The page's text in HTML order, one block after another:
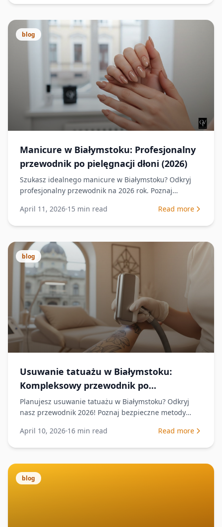
blog
Manicure w Białymstoku: Profesjonalny
przewodnik po pielęgnacji dłoni (2026)
Szukasz idealnego manicure w Białymstoku? Odkryj
profesjonalny przewodnik na 2026 rok. Poznaj
April 11, 2026 15 min read Read more
blog
Usuwanie tatuażu w Białymstoku:
Kompleksowy przewodnik po
bezpiecznym zabiegu (2026)
Planujesz usuwanie tatuażu w Białymstoku? Odkryj
nasz przewodnik 2026! Poznaj bezpieczne metody
gładką skórę.
April 10, 2026 16 min read Read more
blog